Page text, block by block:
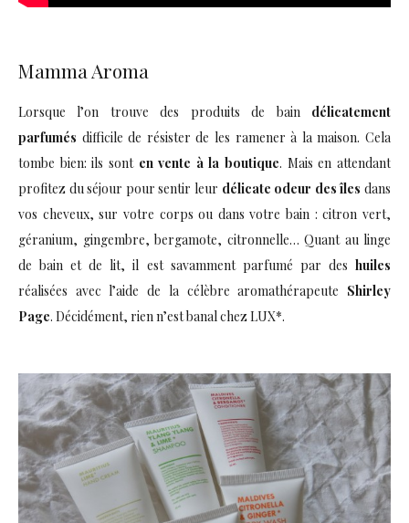
Mamma Aroma
Lorsque l’on trouve des produits de bain délicatement
parfumés difficile de résister de les ramener à la maison. Cela
tombe bien: ils sont en vente à la boutique. Mais en attendant
profitez du séjour pour sentir leur délicate odeur des îles dans
vos cheveux, sur votre corps ou dans votre bain : citron vert,
géranium, gingembre, bergamote, citronnelle… Quant au linge
de bain et de lit, il est savamment parfumé par des huiles
réalisées avec l’aide de la célèbre aromathérapeute Shirley
Page. Décidément, rien n’est banal chez LUX*.